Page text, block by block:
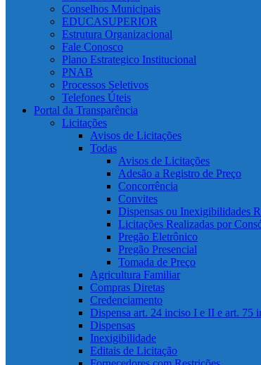
Conselhos Municipais
EDUCASUPERIOR
Estrutura Organizacional
Fale Conosco
Plano Estrategico Institucional
PNAB
Processos Seletivos
Telefones Úteis
Portal da Transparência
Licitações
Avisos de Licitações
Todas
Avisos de Licitações
Adesão a Registro de Preço
Concorrência
Convites
Dispensas ou Inexigibilidades
Licitações Realizadas por
Pregão Eletrônico
Pregão Presencial
Tomada de Preço
Agricultura Familiar
Compras Diretas
Credenciamento
Dispensa art. 24 inciso I e II e art. 75
Dispensas
Inexigibilidade
Editais de Licitação